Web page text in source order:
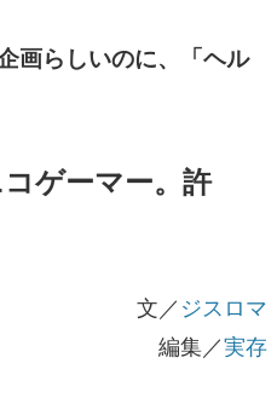
画らしいのに、「ヘル
ゲーマー。許
文／ジスロマ
編集／実存